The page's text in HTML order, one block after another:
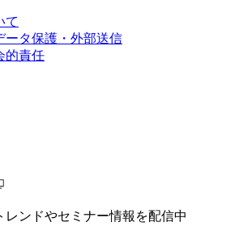
て
ータ保護・外部送信
的責任
レンドやセミナー情報を配信中